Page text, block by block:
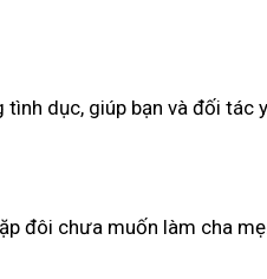
dục, giúp bạn và đối tác
đôi chưa muốn làm cha